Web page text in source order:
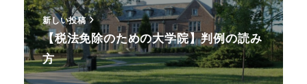
新しい投稿
【税法免除のための大学院】判例の読み
方